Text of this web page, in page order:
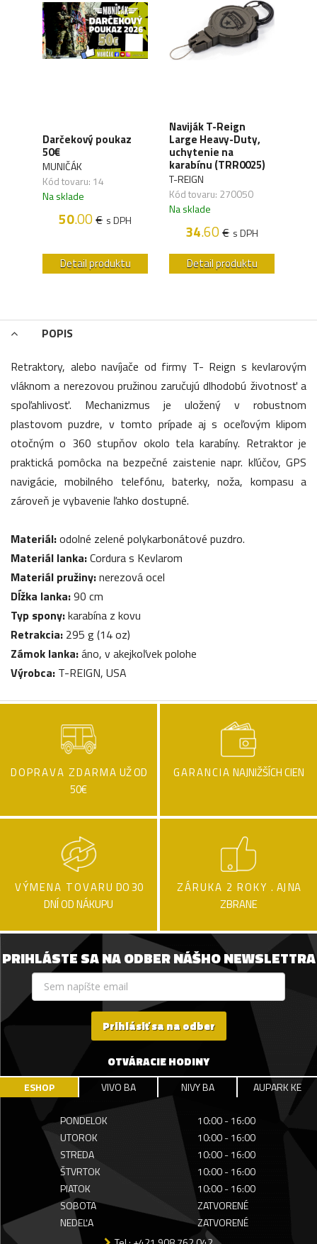
Darčekový poukaz
50€
MUNIČÁK
Kód tovaru: 14
Na sklade
50.00€ s DPH
Detail produktu
Naviják T-Reign
Large Heavy-Duty,
uchytenie na
karabínu (TRR0025)
T-REIGN
Kód tovaru: 270050
Na sklade
34.60€ s DPH
Detail produktu
POPIS
Retraktory, alebo navíjače od firmy T- Reign s kevlarovým
vláknom a nerezovou pružinou zaručujú dlhodobú životnosť a
spoľahlivosť. Mechanizmus je uložený v robustnom
plastovom puzdre, v tomto prípade aj s oceľovým klipom
otočným o 360 stupňov okolo tela karabíny. Retraktor je
praktická pomôcka na bezpečné zaistenie napr. kľúčov, GPS
navigácie, mobilného telefónu, baterky, noža, kompasu a
zároveň je vybavenie ľahko dostupné.
Materiál:odolné zelené polykarbonátové puzdro.
Materiál lanka:Cordura s Kevlarom
Materiál pružiny:nerezová ocel
Dĺžka lanka:90 cm
Typ spony:karabína z kovu
Retrakcia: 295 g (14 oz)
Zámok lanka:áno, v akejkoľvek polohe
Výrobca: T-REIGN, USA
DOPRAVA ZDARMA UŽ OD
50€
GARANCIA NAJNIŽŠÍCH CIEN
VÝMENA TOVARU DO 30
DNÍ OD NÁKUPU
ZÁRUKA 2 ROKY . AJ NA
ZBRANE
PRIHLÁSTE SA NA ODBER NÁŠHO NEWSLETTRA
Prihlásiť sa na odber
OTVÁRACIE HODINY
ESHOP VIVO BA NIVY BA AUPARK KE
PONDELOK
10:00 - 16:00
UTOROK
10:00 - 16:00
STREDA
10:00 - 16:00
ŠTVRTOK
10:00 - 16:00
PIATOK
10:00 - 16:00
SOBOTA
ZATVORENÉ
NEDEĽA
ZATVORENÉ